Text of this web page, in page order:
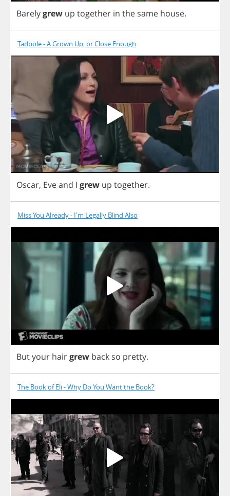
Barelygrew up together in the same house.
Tadpole - A Grown Up, or Close Enough
Oscar, Eveand I grew up together.
Miss You Already - I'm Legally Blind Also
Butyour hairgrew back so pretty.
The Book of Eli - Why Do You Want the Book?